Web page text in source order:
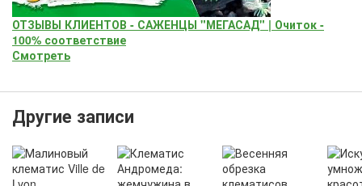
ОТЗЫВЫ КЛИЕНТОВ - САЖЕНЦЫ "МЕГАСАД" | Очиток -
100% соответствие
Смотреть
Другие записи